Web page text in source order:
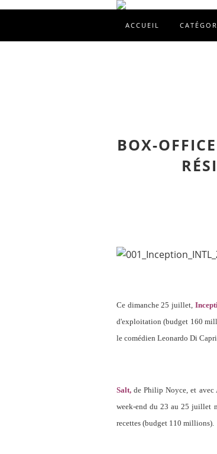
ACCUEIL
BOX-
Ce dimanche 25 juillet,
d'exploitation (budget 160
le comédien Leonardo Di
Salt, de Philip Noyce, et avec
week-end du 23 au 25 juillet
recettes (budget 110 millions).